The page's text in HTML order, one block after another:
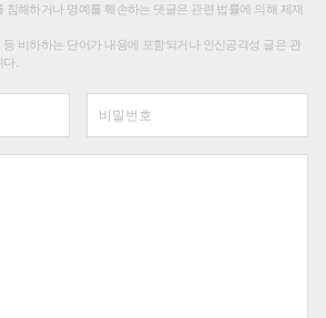
침해하거나 명예를 훼손하는 댓글은 관련 법률에 의해 제재
비하하는 단어가 내용에 포함되거나 인신공격성 글은 관
.